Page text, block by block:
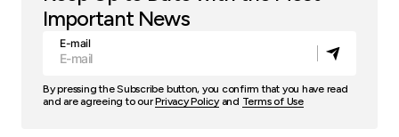
Important News
E-mail
By pressing the Subscribe button, you confirm that you have read
and are agreeing to ourPrivacy Policyand Terms of Use